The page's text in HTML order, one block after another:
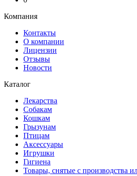
Компания
Контакты
О компании
Лицензии
Отзывы
Новости
Каталог
Лекарства
Собакам
Кошкам
Грызунам
Птицам
Аксессуары
Игрушки
Гигиена
Товары, снятые с производства